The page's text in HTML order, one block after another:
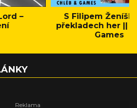
–
S Filipem
překladech her ||
Games